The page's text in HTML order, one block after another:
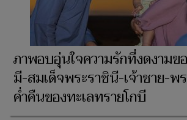
ภาพอบอุ่นใจความรักที่งดงามข
มี-สมเด็จพระราชินี-เจ้าชาย-พ
ค่ำคืนของทะเลทรายโกบี